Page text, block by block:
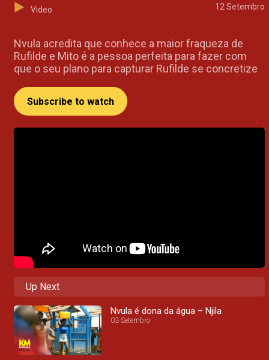
Video 12 Setembro
Nvula acredita que conhece a maior fraqueza de
Rufilde e Mito é a pessoa perfeita para fazer com
que o seu plano para capturar Rufilde se concretize
Subscribe to watch
Up Next
Nvula é dona da água – Njila
03 Setembro